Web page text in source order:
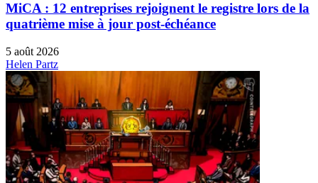
MiCA : 12 entreprises rejoignent le registre lors de la
quatrième mise à jour post-échéance
5 août 2026
Helen Partz